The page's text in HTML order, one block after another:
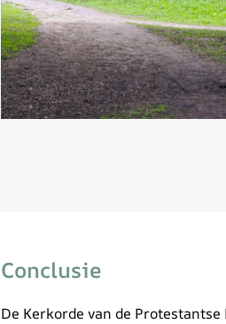
Conclusie
De Kerkorde van de